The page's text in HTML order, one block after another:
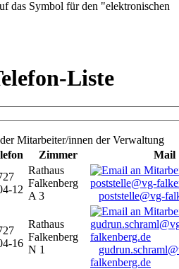
das Symbol für den "elektronischen
Liste
Mitarbeiter/innen der Verwaltung
Zimmer
Mail
12
Rathaus
Falkenberg
A 3
poststelle@vg-
16
Rathaus
Falkenberg
N 1
falkenberg.de